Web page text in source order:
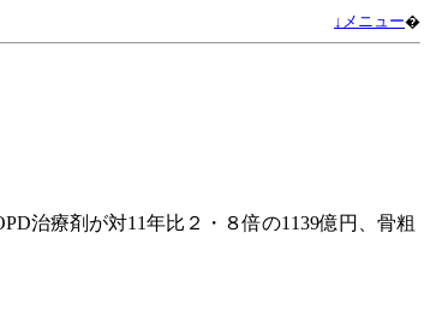
↓メニュー�
治療剤が対11年比２・８倍の1139億円、骨粗